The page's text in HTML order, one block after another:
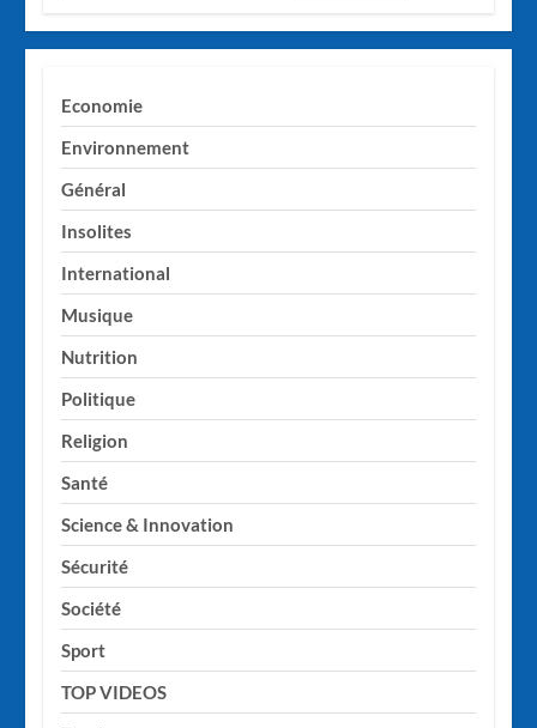
Economie
Environnement
Général
Insolites
International
Musique
Nutrition
Politique
Religion
Santé
Science & Innovation
Sécurité
Société
Sport
TOP VIDEOS